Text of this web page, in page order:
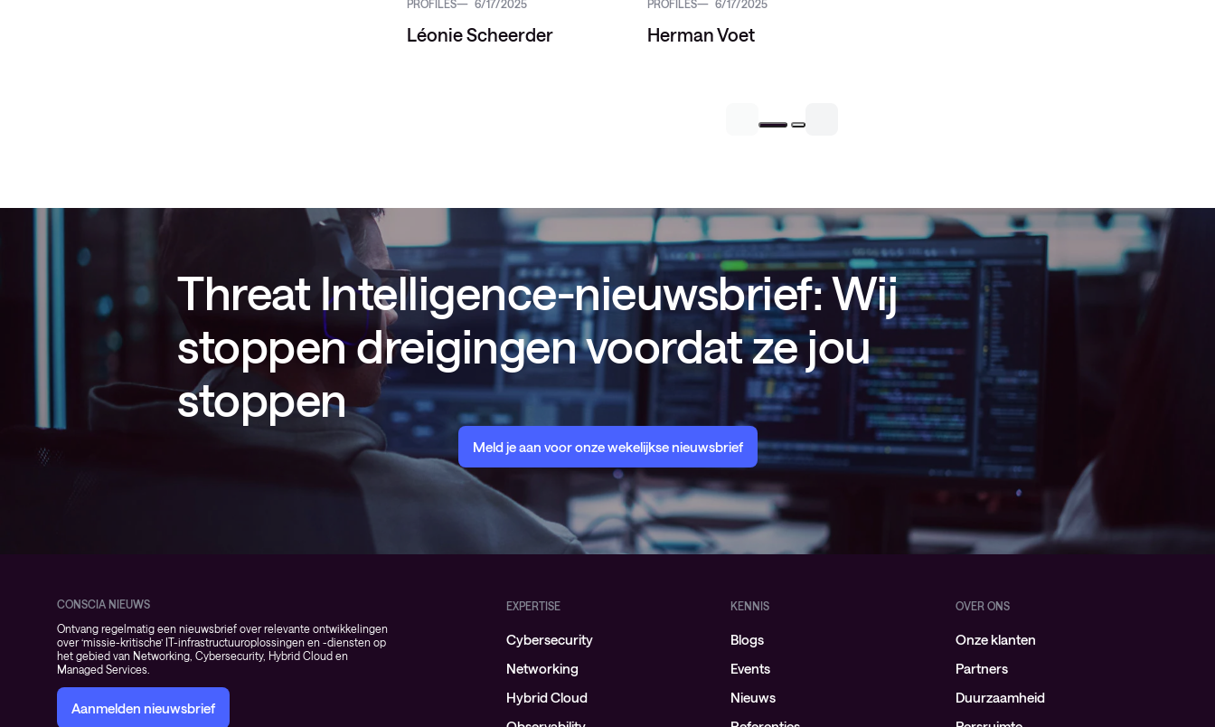
PROFILES 6/17/2025
Léonie Scheerder
PROFILES 6/17/2025
Herman Voet
Threat Intelligence-nieuwsbrief: Wij
stoppen dreigingen voordat ze jou
stoppen
Meld je aan voor onze wekelijkse nieuwsbrief
CONSCIA NIEUWS
Ontvang regelmatig een nieuwsbrief over relevante ontwikkelingen
over ‘missie-kritische’ IT-infrastructuuroplossingen en -diensten op
het gebied van Networking, Cybersecurity, Hybrid Cloud en
Managed Services.
Aanmelden nieuwsbrief
EXPERTISE
Cybersecurity
Networking
Hybrid Cloud
KENNIS
Blogs
Events
Nieuws
OVER ONS
Onze klanten
Partners
Duurzaamheid